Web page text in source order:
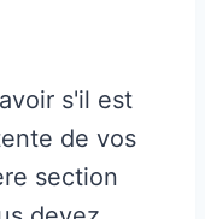
s'il est
de vos
section